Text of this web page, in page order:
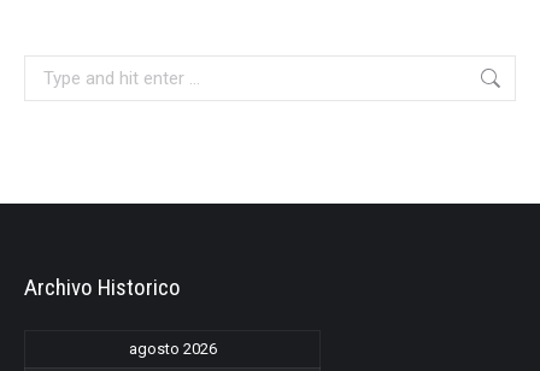
Archivo Historico
agosto 2026